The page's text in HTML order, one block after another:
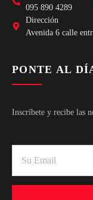
095 890 4289
Dirección
Avenida 6 calle
PONTE AL
Inscríbete y recibe las